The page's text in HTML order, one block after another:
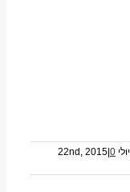
יולי 22nd, 2015 0